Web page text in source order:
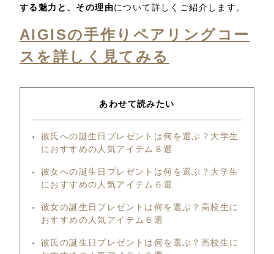
する魅力と、その理由について詳しくご紹介します。
AIGISの手作りペアリングコー
スを詳しく見てみる
あわせて読みたい
彼氏への誕生日プレゼントは何を選ぶ？大学生
におすすめの人気アイテム８選
彼女への誕生日プレゼントは何を選ぶ？大学生
におすすめの人気アイテム６選
彼女の誕生日プレゼントは何を選ぶ？高校生に
おすすめの人気アイテム６選
彼氏の誕生日プレゼントは何を選ぶ？高校生に